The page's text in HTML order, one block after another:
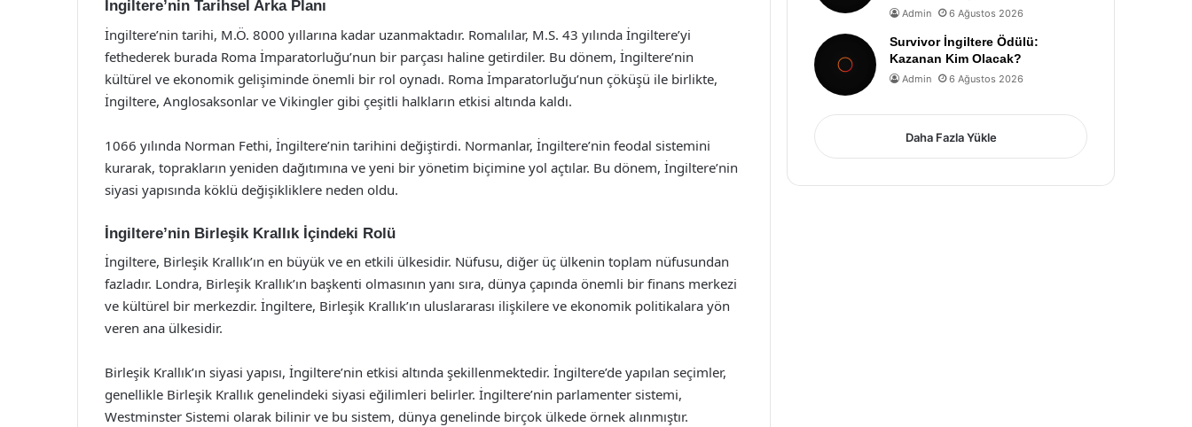
İngiltere’nin Tarihsel Arka Planı
İngiltere’nin tarihi, M.Ö. 8000 yıllarına kadar uzanmaktadır. Romalılar, M.S. 43 yılında İngiltere’yi
fethederek burada Roma İmparatorluğu’nun bir parçası haline getirdiler. Bu dönem, İngiltere’nin
kültürel ve ekonomik gelişiminde önemli bir rol oynadı. Roma İmparatorluğu’nun çöküşü ile birlikte,
İngiltere, Anglosaksonlar ve Vikingler gibi çeşitli halkların etkisi altında kaldı.
1066 yılında Norman Fethi, İngiltere’nin tarihini değiştirdi. Normanlar, İngiltere’nin feodal sistemini
kurarak, toprakların yeniden dağıtımına ve yeni bir yönetim biçimine yol açtılar. Bu dönem, İngiltere’nin
siyasi yapısında köklü değişikliklere neden oldu.
İngiltere’nin Birleşik Krallık İçindeki Rolü
İngiltere, Birleşik Krallık’ın en büyük ve en etkili ülkesidir. Nüfusu, diğer üç ülkenin toplam nüfusundan
fazladır. Londra, Birleşik Krallık’ın başkenti olmasının yanı sıra, dünya çapında önemli bir finans merkezi
ve kültürel bir merkezdir. İngiltere, Birleşik Krallık’ın uluslararası ilişkilere ve ekonomik politikalara yön
veren ana ülkesidir.
Birleşik Krallık’ın siyasi yapısı, İngiltere’nin etkisi altında şekillenmektedir. İngiltere’de yapılan seçimler,
genellikle Birleşik Krallık genelindeki siyasi eğilimleri belirler. İngiltere’nin parlamenter sistemi,
Westminster Sistemi olarak bilinir ve bu sistem, dünya genelinde birçok ülkede örnek alınmıştır.
Admin 6 Ağustos 2026
Survivor İngiltere Ödülü:
Kazanan Kim Olacak?
Admin 6 Ağustos 2026
Daha Fazla Yükle